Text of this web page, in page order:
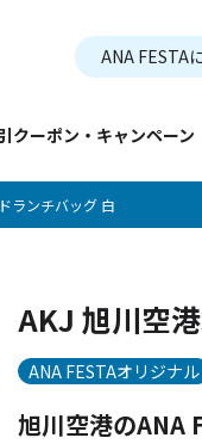
ANA FESTA
クーポン・キャンペーン
ランチバッグ 白
AKJ 旭川空
ANA FESTAオリジナル
旭川空港のANA